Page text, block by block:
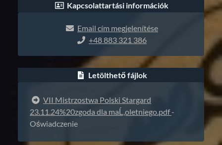
Kapcsolattartási információk
Email cím megjelenítése
+48 883 321 386
Letölthető fájlok
VII Mistrzostwa Polski Stargard
23.11.24%20zgoda dla maĹ‚oletniego.pdf-
Oświadczenie